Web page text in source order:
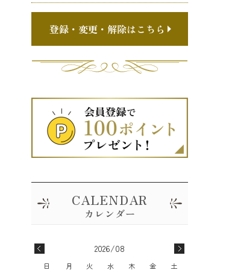
登録・変更・解除はこちら
2026/08
日 月 火 水 木 金 土